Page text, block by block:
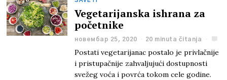
Vegetarijanska ishrana za
početnike
новембар 25, 2020 20 minuta čitanja
Postati vegetarijanac postalo je privlačnije
i pristupačnije zahvaljujući dostupnosti
svežeg voća i povrća tokom cele godine.